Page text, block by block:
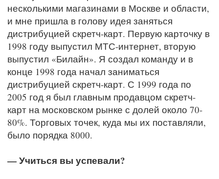
несколькими магазинами в Москве и области,
и мне пришла в голову идея заняться
дистрибуцией скретч-карт. Первую карточку в
1998 году выпустил МТС-интернет, вторую
выпустил «Билайн». Я создал команду и в
конце 1998 года начал заниматься
дистрибуцией скретч-карт. С 1999 года по
2005 год я был главным продавцом скретч-
карт на московском рынке с долей около 70-
80%. Торговых точек, куда мы их поставляли,
было порядка 8000.
— Учиться вы успевали?